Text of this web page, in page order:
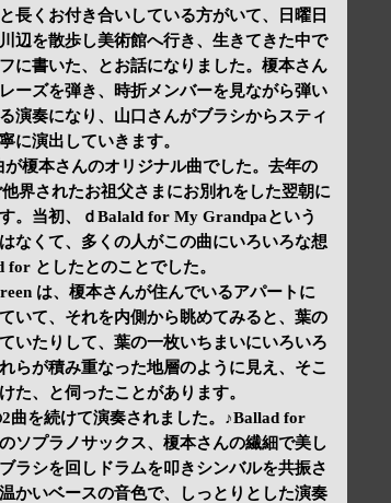
長くお付き合いしている方がいて、日曜日
辺を散歩し美術館へ行き、生きてきた中で
に書いた、とお話になりました。榎本さん
ーズを弾き、時折メンバーを見ながら弾い
演奏になり、山口さんがブラシからスティ
に演出していきます。
榎本さんのオリジナル曲でした。去年の
界されたお祖父さまにお別れをした翌朝に
。当初、ｄBalald for My Grandpaという
なくて、多くの人がこの曲にいろいろな想
としたとのことでした。
は、榎本さんが住んでいるアパートに
いて、それを内側から眺めてみると、葉の
いたりして、葉の一枚いちまいにいろいろ
らが積み重なった地層のように見え、そこ
た、と伺ったことがあります。
曲を続けて演奏されました。♪Ballad for
ソプラノサックス、榎本さんの繊細で美し
ラシを回しドラムを叩きシンバルを共振さ
かいベースの音色で、しっとりとした演奏